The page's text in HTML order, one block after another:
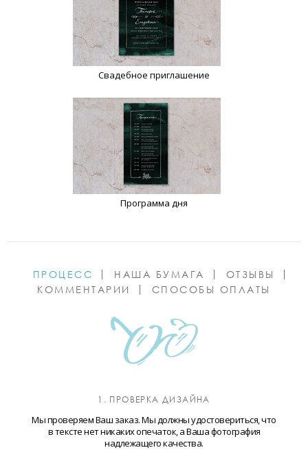
Свадебное приглашение
Программа дня
ПРОЦЕСС НАША БУМАГА
ОТЗЫВЫ
КОММЕНТАРИИ
СПОСОБЫ ОПЛАТЫ
1. ПРОВЕРКА ДИЗАЙНА
Мы проверяем Ваш заказ. Мы должны удостовериться, что
в тексте нет никаких опечаток, а Ваша фотография
надлежащего качества.